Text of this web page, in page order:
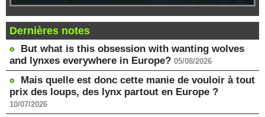
Dernières notes
But what is this obsession with wanting wolves
and lynxes everywhere in Europe? 05/08/2026
Mais quelle est donc cette manie de vouloir à tout
prix des loups, des lynx partout en Europe ?
10/07/2026